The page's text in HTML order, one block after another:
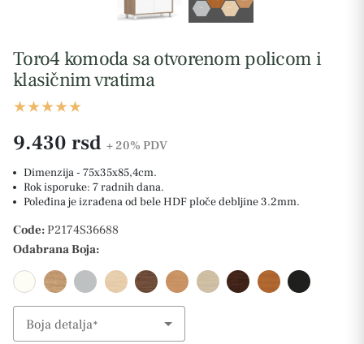
Toro4 komoda sa otvorenom policom i
klasičnim vratima
9.430 rsd + 20% PDV
Dimenzija - 75x35x85,4cm.
Rok isporuke: 7 radnih dana.
Poleđina je izrađena od bele HDF ploče debljine 3.2mm.
Code: P2174S36688
Odabrana Boja:
Boja detalja
Select Option